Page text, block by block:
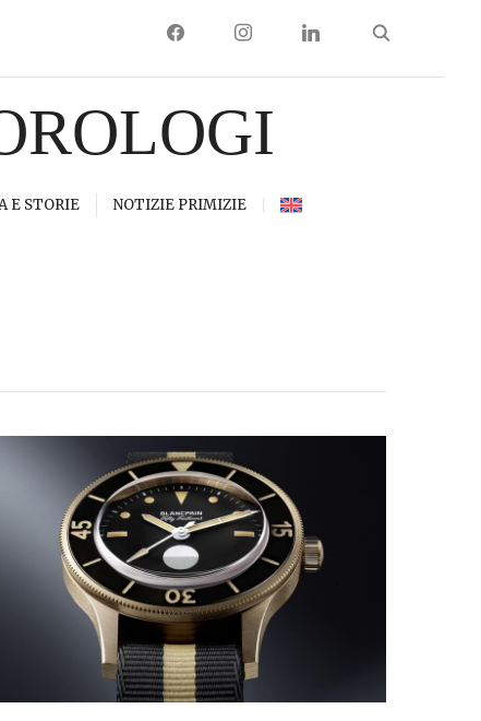
FACEBOOKINSTAGRAMLINKEDIN
E STORIE NOTIZIE PRIMIZIE